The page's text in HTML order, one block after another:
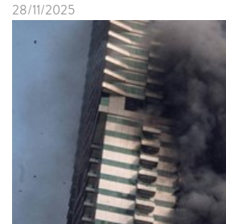
28/11/2025